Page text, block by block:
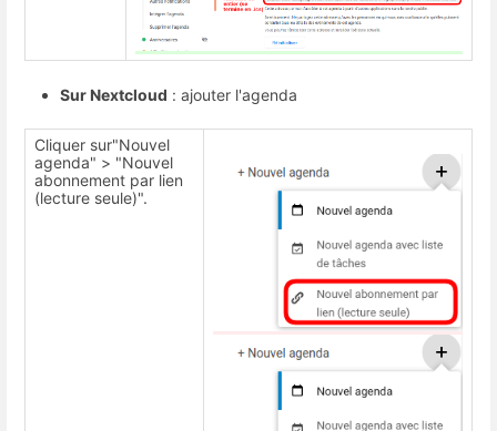
Sur Nextcloud : ajouter l'agenda
Cliquer sur"Nouvel
agenda" > "Nouvel
abonnement par lien
(lecture seule)".